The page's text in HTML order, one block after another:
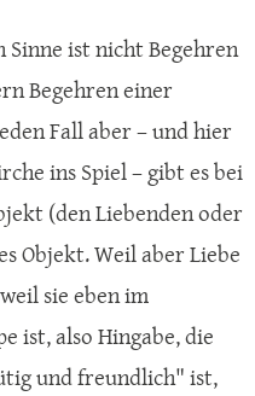
ist nicht Begehren
Begehren einer
Fall aber – und hier
ins Spiel – gibt es bei
(den Liebenden oder
Objekt. Weil aber Liebe
sie eben im
ist, also Hingabe, die
und freundlich" ist,